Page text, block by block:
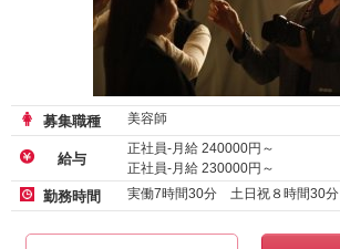
募集職種 美容師
給与
正社員-月給 240000円～
正社員-月給 230000円～
勤務時間 実働7時間30分 土日祝８時間30分